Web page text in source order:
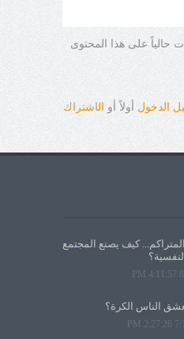
حالياً على هذا المحتوى
الدخول أولاً أو الاشتراك
المتراكم... كيف يصنع المجتمع
الناس الكرة؟
7/